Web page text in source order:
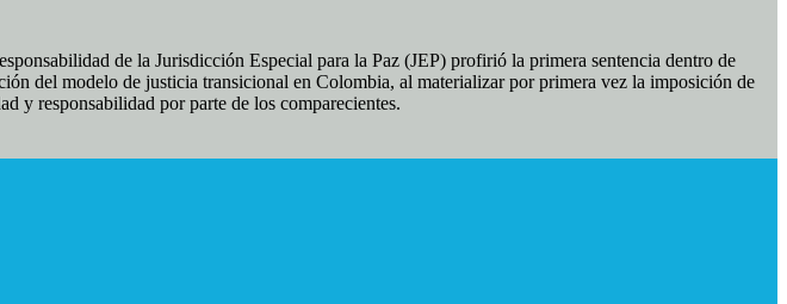
de la Jurisdicción Especial para la Paz (JEP) profirió la primera sentencia dentro de
del modelo de justicia transicional en Colombia, al materializar por primera vez la imposición de
y responsabilidad por parte de los comparecientes.